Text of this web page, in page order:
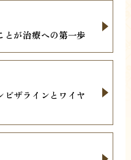
とが治療への第一歩
ザラインとワイヤ